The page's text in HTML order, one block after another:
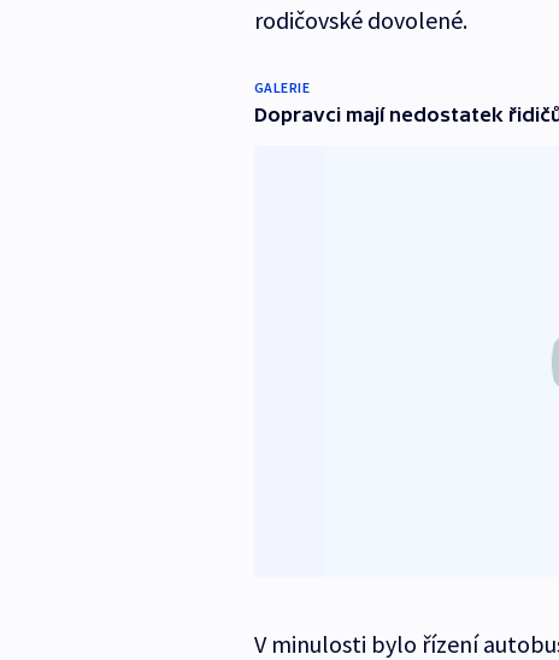
rodičovské dovolené.
GALERIE
Dopravci mají nedostatek
V minulosti bylo řízení